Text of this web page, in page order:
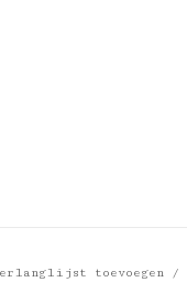
toevoegen /